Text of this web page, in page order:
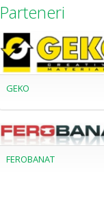
Parteneri
GEKO
FEROBANAT